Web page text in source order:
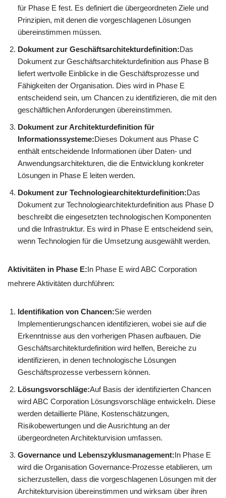
für Phase E fest. Es definiert die übergeordneten Ziele und
Prinzipien, mit denen die vorgeschlagenen Lösungen
übereinstimmen müssen.
Dokument zur Geschäftsarchitekturdefinition:Das
Dokument zur Geschäftsarchitekturdefinition aus Phase B
liefert wertvolle Einblicke in die Geschäftsprozesse und
Fähigkeiten der Organisation. Dies wird in Phase E
entscheidend sein, um Chancen zu identifizieren, die mit den
geschäftlichen Anforderungen übereinstimmen.
Dokument zur Architekturdefinition für
Informationssysteme:Dieses Dokument aus Phase C
enthält entscheidende Informationen über Daten- und
Anwendungsarchitekturen, die die Entwicklung konkreter
Lösungen in Phase E leiten werden.
Dokument zur Technologiearchitekturdefinition:Das
Dokument zur Technologiearchitekturdefinition aus Phase D
beschreibt die eingesetzten technologischen Komponenten
und die Infrastruktur. Es wird in Phase E entscheidend sein,
wenn Technologien für die Umsetzung ausgewählt werden.
Aktivitäten in Phase E:In Phase E wird ABC Corporation
mehrere Aktivitäten durchführen:
Identifikation von Chancen:Sie werden
Implementierungschancen identifizieren, wobei sie auf die
Erkenntnisse aus den vorherigen Phasen aufbauen. Die
Geschäftsarchitekturdefinition wird helfen, Bereiche zu
identifizieren, in denen technologische Lösungen
Geschäftsprozesse verbessern können.
Lösungsvorschläge:Auf Basis der identifizierten Chancen
wird ABC Corporation Lösungsvorschläge entwickeln. Diese
werden detaillierte Pläne, Kostenschätzungen,
Risikobewertungen und die Ausrichtung an der
übergeordneten Architekturvision umfassen.
Governance und Lebenszyklusmanagement:In Phase E
wird die Organisation Governance-Prozesse etablieren, um
sicherzustellen, dass die vorgeschlagenen Lösungen mit der
Architekturvision übereinstimmen und wirksam über ihren